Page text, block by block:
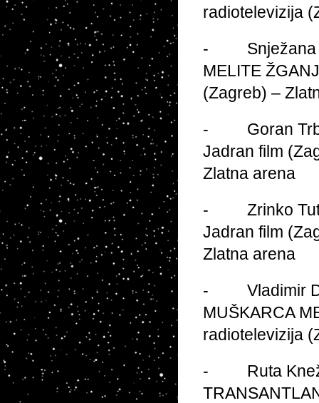
radiotelevizija
- Snježana
MELITE
(Zagreb) –
- Goran
Jadran film
Zlatna arena
- Zrinko Tutić
Jadran film
Zlatna arena
- Vladimir
MUŠKARCA
radiotelevizija
- Ruta